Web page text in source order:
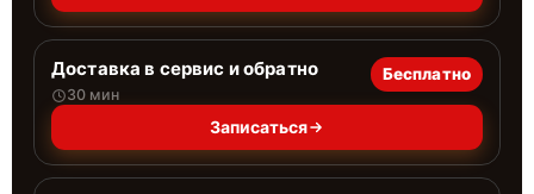
Доставка в сервис и обратно
30 мин
Бесплатно
Записаться